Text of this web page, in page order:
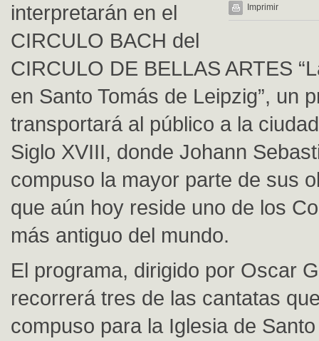
Imprimir
interpretarán en el
CIRCULO BACH del
CIRCULO DE BELLAS ARTES
en Santo Tomás de Leipzig”, un
transportará al público a la
Siglo XVIII, donde Johann
compuso la mayor parte de sus
que aún hoy reside uno de los
más antiguo del mundo.
El programa, dirigido por Oscar
recorrerá tres de las cantatas
compuso para la Iglesia de